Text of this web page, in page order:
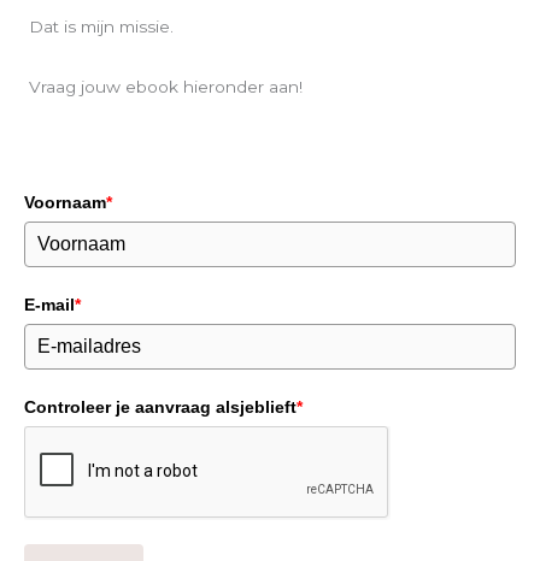
Dat is mijn missie.
Vraag jouw ebook hieronder aan!
Voornaam*
E-mail*
Controleer je aanvraag alsjeblieft*